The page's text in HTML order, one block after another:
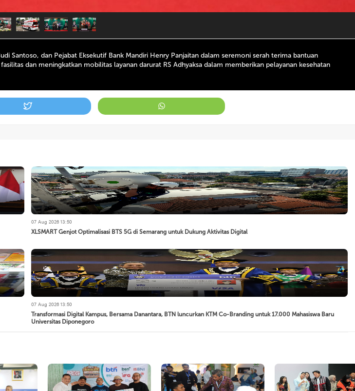
Santoso, dan Pejabat Eksekutif Bank Mandiri Henry Panjaitan dalam seremoni serah terima bantuan
dan meningkatkan mobilitas layanan darurat RS Adhyaksa dalam memberikan pelayanan kesehatan
07 Aug 2026 13:50
XLSMART Genjot Optimalisasi BTS 5G di Semarang untuk Dukung Aktivitas Digital
07 Aug 2026 13:50
Transformasi Digital Kampus, Bersama Danantara, BTN luncurkan KTM Co-Branding untuk 17.000 Mahasiswa Baru
Universitas Diponegoro